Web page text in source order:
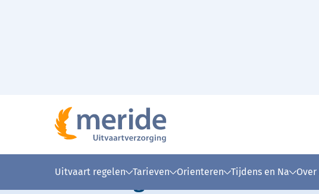
Uitvaart regelen Tarieven Orienteren Tijdens en Na
Home
>
Bedankt voor uw brochure aanvraag
Hartelijk dank voor uw
aanvraag.